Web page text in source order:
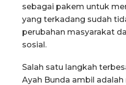
sebagai pakem untuk
yang terkadang sudah
perubahan masyarakat
sosial.
Salah satu langkah
Ayah Bunda ambil